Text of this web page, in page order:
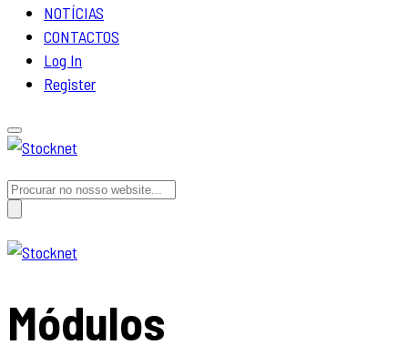
NOTÍCIAS
CONTACTOS
Log In
Register
Search
Módulos